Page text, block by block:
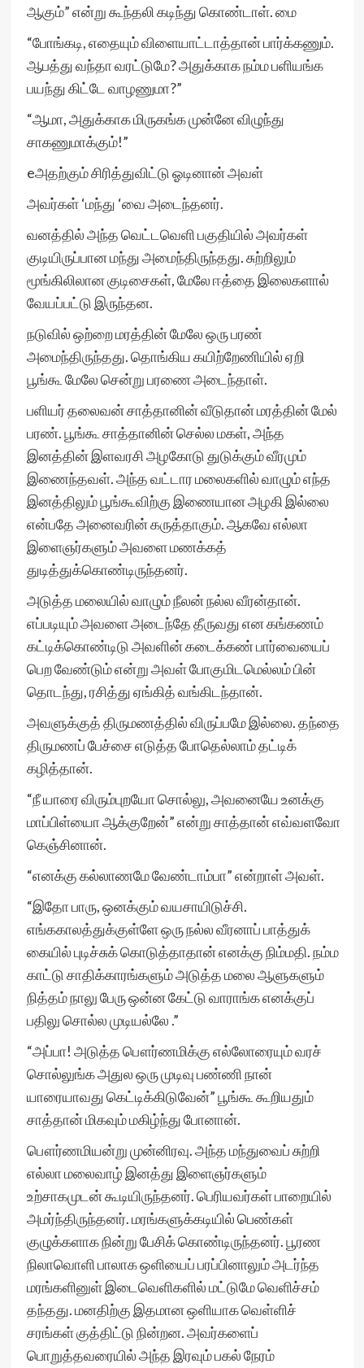
ஆகும்” என்று கூந்தலி கடிந்து கொண்டாள். மை
“போங்கடி, எதையும் விளையாட்டாத்தான் பார்க்கணும்.
ஆபத்து வந்தா வரட்டுமே? அதுக்காக நம்ம பளியங்க
பயந்து கிட்டே வாழணுமா?”
“ஆமா, அதுக்காக மிருகங்க முன்னே விழுந்து
சாகணுமாக்கும்!”
eஅதற்கும் சிரித்துவிட்டு ஓடினான் அவள்
அவர்கள் ‘மந்து ‘வை அடைந்தனர்.
வனத்தில் அந்த வெட்டவெளி பகுதியில் அவர்கள்
குடியிருப்பான மந்து அமைந்திருந்தது. சுற்றிலும்
மூங்கிலிலான குடிசைகள், மேலே ஈத்தை இலைகளால்
வேயப்பட்டு இருந்தன.
நடுவில் ஒற்றை மரத்தின் மேலே ஒரு பரண்
அமைந்திருந்தது. தொங்கிய கயிற்றேணியில் ஏறி
பூங்கூ மேலே சென்று பரணை அடைந்தாள்.
பளியர் தலைவன் சாத்தானின் வீடுதான் மரத்தின் மேல்
பரண். பூங்கூ சாத்தானின் செல்ல மகள், அந்த
இனத்தின் இளவரசி அழகோடு துடுக்கும் வீரமும்
இணைந்தவள். அந்த வட்டார மலைகளில் வாழும் எந்த
இனத்திலும் பூங்கூவிற்கு இணையான அழகி இல்லை
என்பதே அனைவரின் கருத்தாகும். ஆகவே எல்லா
இளைஞர்களும் அவளை மணக்கத்
துடித்துக்கொண்டிருந்தனர்.
அடுத்த மலையில் வாழும் நீலன் நல்ல வீரன்தான்.
எப்படியும் அவளை அடைந்தே தீருவது என கங்கணம்
கட்டிக்கொண்டிடு அவளின் கடைக்கண் பார்வையைப்
பெற வேண்டும் என்று அவள் போகுமிடமெல்லம் பின்
தொடந்து, ரசித்து ஏங்கித் வங்கிடந்தான்.
அவளுக்குத் திருமணத்தில் விருப்பமே இல்லை. தந்தை
திருமணப் பேச்சை எடுத்த போதெல்லாம் தட்டிக்
கழித்தான்.
“நீ யாரை விரும்புறயோ சொல்லு, அவனையே உனக்கு
மாப்பிள்யைா ஆக்குறேன்” என்று சாத்தான் எவ்வளவோ
கெஞ்சினான்.
“எனக்கு கல்லாணமே வேண்டாம்பா” என்றாள் அவள்.
“இதோ பாரு, ஒனக்கும் வயசாயிடுச்சி.
எங்ககாலத்துக்குள்ளே ஒரு நல்ல வீரனாப் பாத்துக்
கையில் புடிச்சுக் கொடுத்தாதான் எனக்கு நிம்மதி. நம்ம
காட்டு சாதிக்காரங்களும் அடுத்த மலை ஆளுகளும்
நித்தம் நாலு பேரு ஒன்ன கேட்டு வாராங்க எனக்குப்
பதிலு சொல்ல முடியல்லே .”
“அப்பா! அடுத்த பௌர்ணமிக்கு எல்லோரையும் வரச்
சொல்லுங்க அதுல ஒரு முடிவு பண்ணி நான்
யாரையாவது கெட்டிக்கிடுவேன்” பூங்கூ கூறியதும்
சாத்தான் மிகவும் மகிழ்ந்து போனான்.
பௌர்ணமியன்று முன்னிரவு. அந்த மந்துவைப் சுற்றி
எல்லா மலைவாழ் இனத்து இளைஞர்களும்
உற்சாகமுடன் கூடியிருந்தனர். பெரியவர்கள் பாறையில்
அமர்ந்திருந்தனர். மரங்களுக்கடியில் பெண்கள்
குழுக்களாக நின்று பேசிக் கொண்டிருந்தனர். பூரண
நிலாவொளி பாலாக ஒளியைப் பரப்பினாலும் அடர்ந்த
மரங்களினுள் இடைவெளிகளில் மட்டுமே வெளிச்சம்
தந்தது. மனதிற்கு இதமான ஒளியாக வெள்ளிச்
சரங்கள் குத்திட்டு நின்றன. அவர்களைப்
பொறுத்தவரையில் அந்த இரவும் பகல் நேரம்